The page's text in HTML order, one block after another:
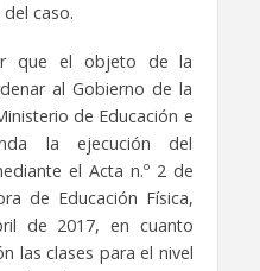
caso.
que el objeto de la
al Gobierno de la
de Educación e
la ejecución del
el Acta n.º 2 de
de Educación Física,
de 2017, en cuanto
las clases para el nivel